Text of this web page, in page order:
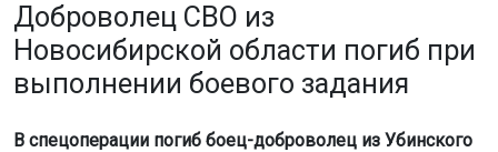
Доброволец СВО из
Новосибирской области погиб при
выполнении боевого задания
В спецоперации погиб боец-доброволец из Убинского